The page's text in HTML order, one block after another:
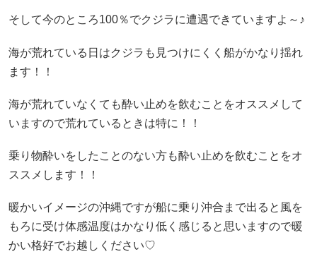
そして今のところ100％でクジラに遭遇できていますよ～♪
海が荒れている日はクジラも見つけにくく船がかなり揺れ
ます！！
海が荒れていなくても酔い止めを飲むことをオススメして
いますので荒れているときは特に！！
乗り物酔いをしたことのない方も酔い止めを飲むことをオ
ススメします！！
暖かいイメージの沖縄ですが船に乗り沖合まで出ると風を
もろに受け体感温度はかなり低く感じると思いますので暖
かい格好でお越しください♡